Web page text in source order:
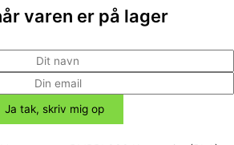
varen er på lager